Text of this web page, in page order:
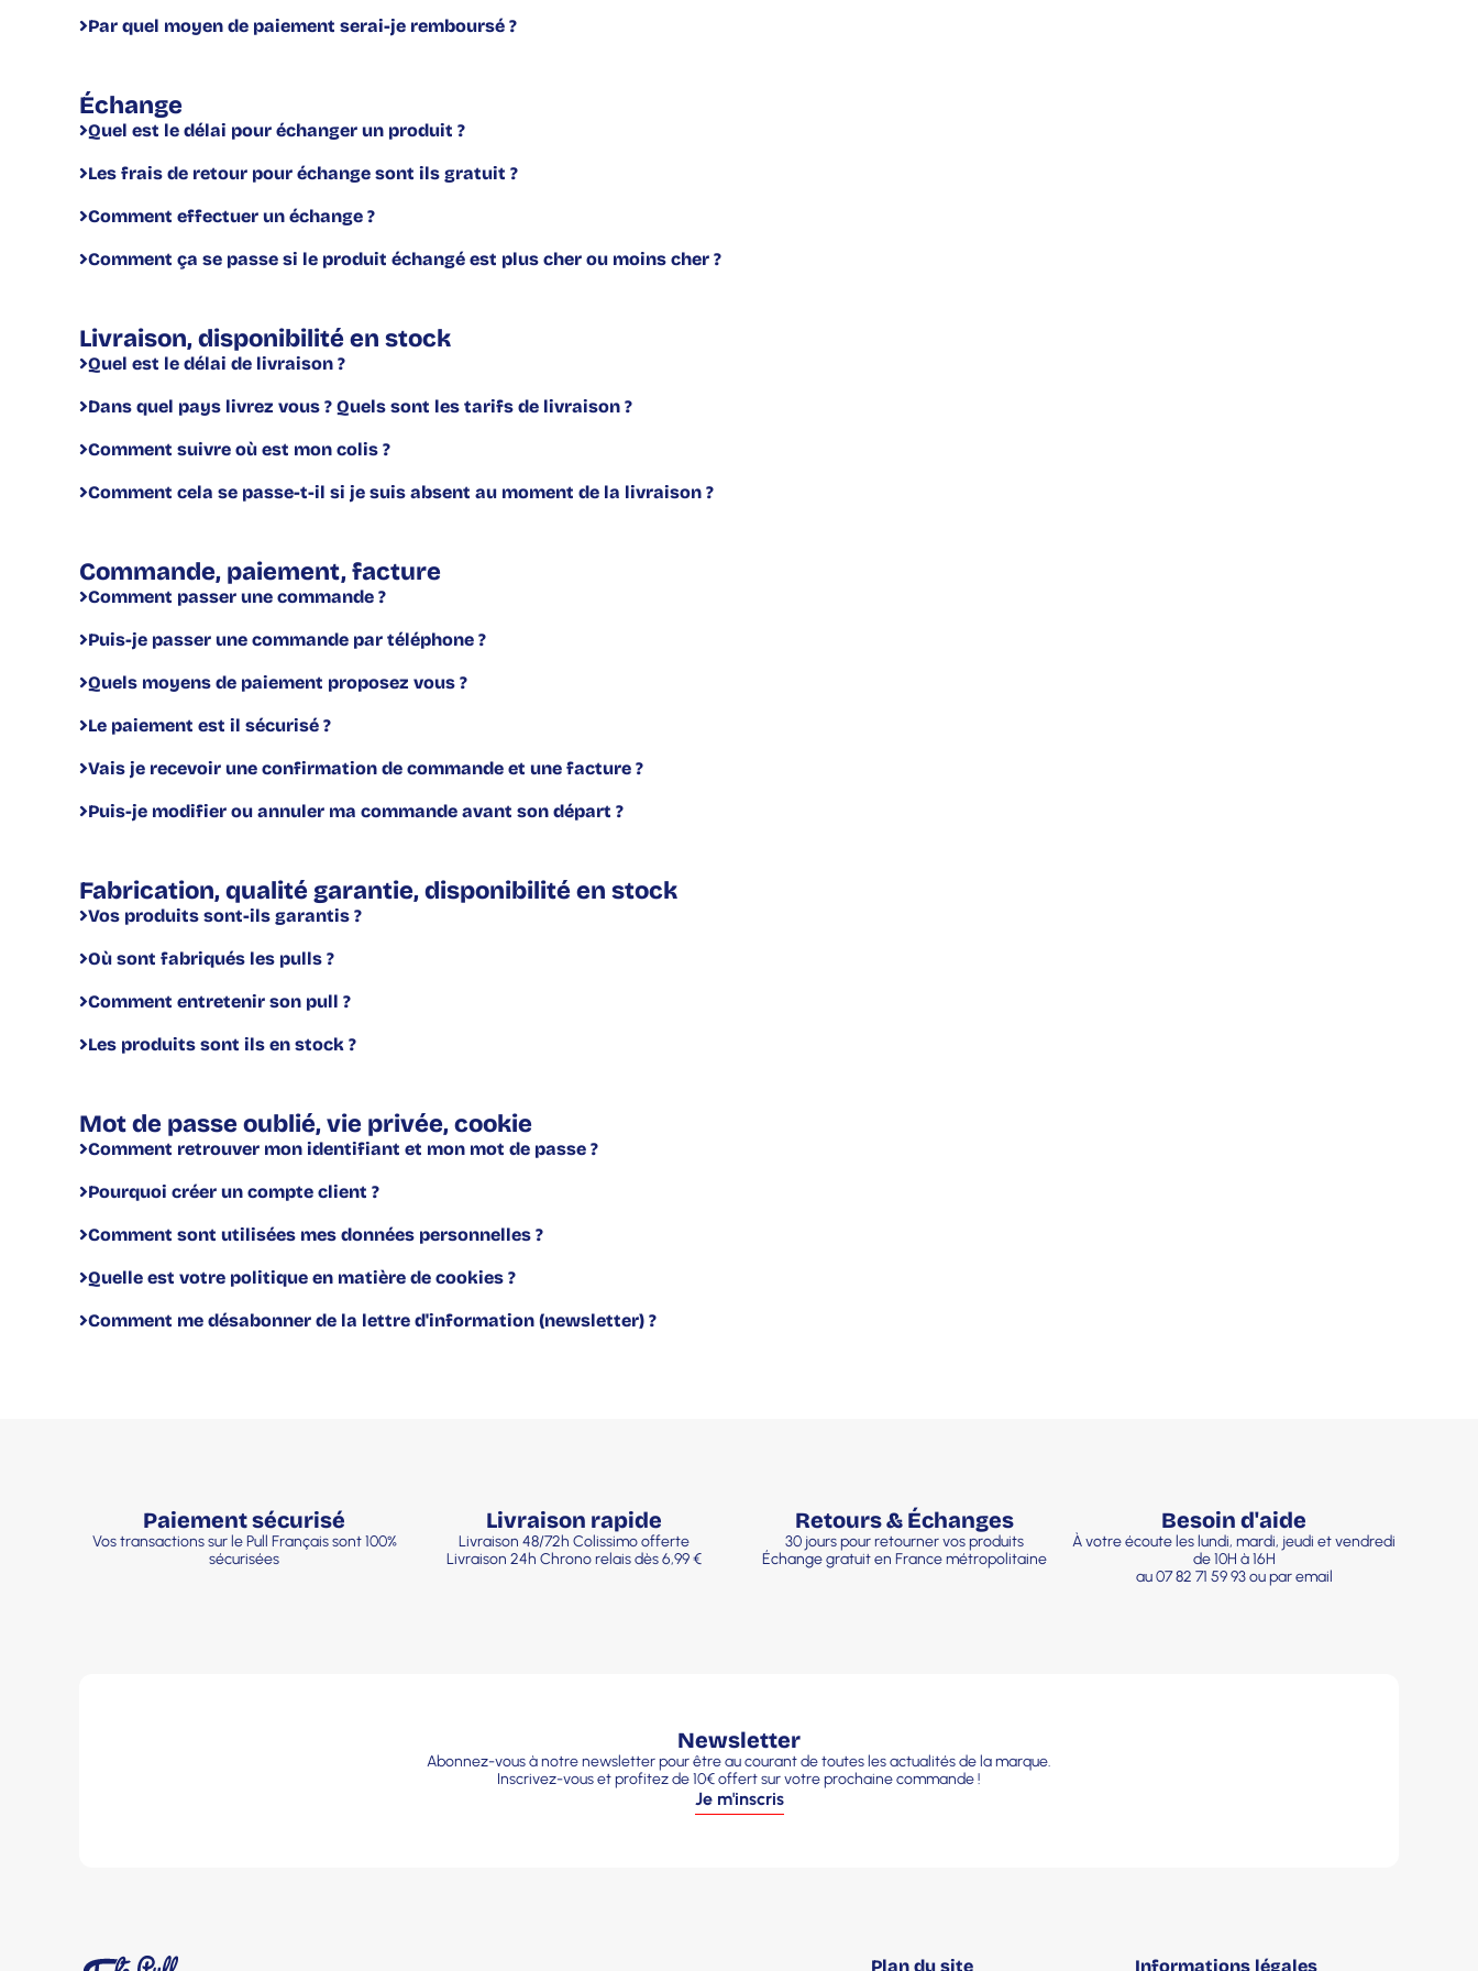
Par quel moyen de paiement serai-je remboursé ?
Échange
Quel est le délai pour échanger un produit ?
Les frais de retour pour échange sont ils gratuit ?
Comment effectuer un échange ?
Comment ça se passe si le produit échangé est plus cher ou moins cher ?
Livraison, disponibilité en stock
Quel est le délai de livraison ?
Dans quel pays livrez vous ? Quels sont les tarifs de livraison ?
Comment suivre où est mon colis ?
Comment cela se passe-t-il si je suis absent au moment de la livraison ?
Commande, paiement, facture
Comment passer une commande ?
Puis-je passer une commande par téléphone ?
Quels moyens de paiement proposez vous ?
Le paiement est il sécurisé ?
Vais je recevoir une confirmation de commande et une facture ?
Puis-je modifier ou annuler ma commande avant son départ ?
Fabrication, qualité garantie, disponibilité en stock
Vos produits sont-ils garantis ?
Où sont fabriqués les pulls ?
Comment entretenir son pull ?
Les produits sont ils en stock ?
Mot de passe oublié, vie privée, cookie
Comment retrouver mon identifiant et mon mot de passe ?
Pourquoi créer un compte client ?
Comment sont utilisées mes données personnelles ?
Quelle est votre politique en matière de cookies ?
Comment me désabonner de la lettre d'information (newsletter) ?
Paiement sécurisé
Vos transactions sur le Pull Français sont 100%
sécurisées
Livraison rapide
Livraison 48/72h Colissimo offerte
Livraison 24h Chrono relais dès 6,99 €
Retours & Échanges
30 jours pour retourner vos produits
Échange gratuit en France métropolitaine
Besoin d'aide
À votre écoute les lundi, mardi, jeudi et vendredi
de 10H à 16H
au 07 82 71 59 93 ou par email
Newsletter
Abonnez-vous à notre newsletter pour être au courant de toutes les actualités de la marque.
Inscrivez-vous et profitez de 10€ offert sur votre prochaine commande !
Je m'inscris
Plan du site Informations légales